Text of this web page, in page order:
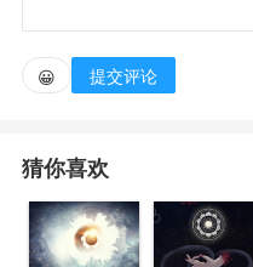
“温如风，我看上你了。”
😀 提交评论
猜你喜欢